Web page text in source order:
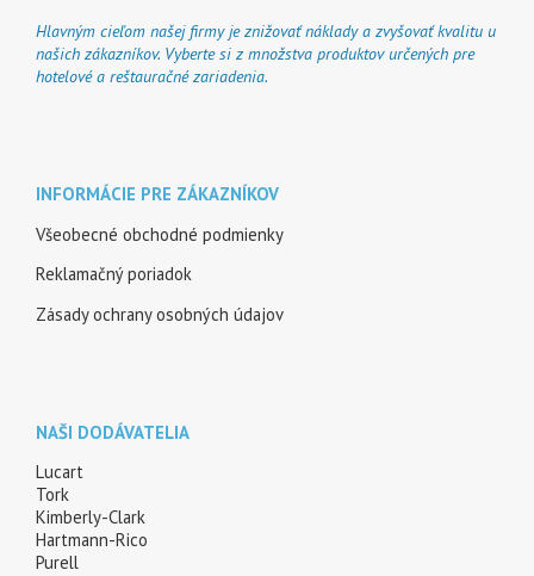
Hlavným cieľom našej firmy je znižovať náklady a zvyšovať kvalitu u
našich zákazníkov. Vyberte si z množstva produktov určených pre
hotelové a reštauračné zariadenia.
INFORMÁCIE PRE ZÁKAZNÍKOV
Všeobecné obchodné podmienky
Reklamačný poriadok
Zásady ochrany osobných údajov
NAŠI DODÁVATELIA
Lucart
Tork
Kimberly-Clark
Hartmann-Rico
Purell